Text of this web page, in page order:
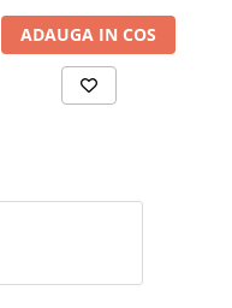
ADAUGA IN COS